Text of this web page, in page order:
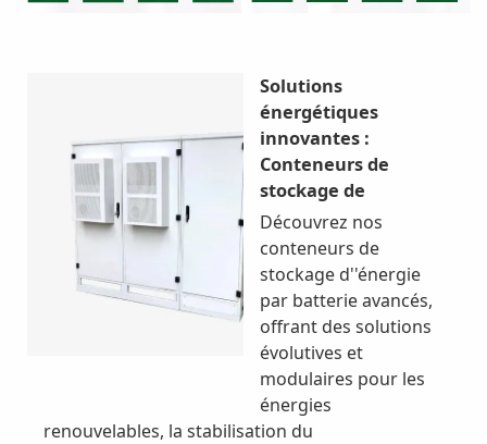
Solutions
énergétiques
innovantes :
Conteneurs de
stockage de
Découvrez nos
conteneurs de
stockage d''énergie
par batterie avancés,
offrant des solutions
évolutives et
modulaires pour les
énergies
renouvelables, la stabilisation du